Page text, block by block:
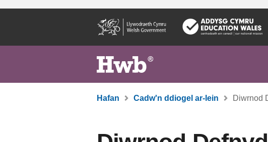
gynnwy
Hafan Cadw'n ddiogel ar-lein Diwrnod